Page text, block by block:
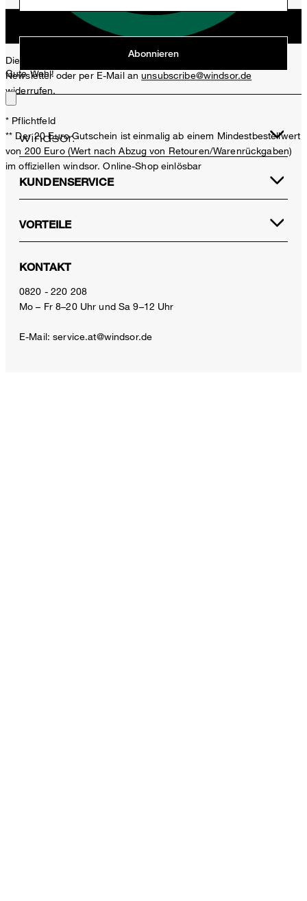
Baumwoll-Palazzo-Hose in Grau
Diese Einwilligung kann ich jederzeit durch den Abmeldelink im
Newsletter oder per E-Mail anunsubscribe@windsor.de
widerrufen.
* Pflichtfeld
** Der 20 Euro Gutschein ist einmalig ab einem Mindestbestellwert
von 200 Euro (Wert nach Abzug von Retouren/Warenrückgaben)
im offiziellen windsor. Online-Shop einlösbar
Gute Wahl!
Abonnieren
KUNDENSERVICE
VORTEILE
KONTAKT
0820 - 220 208
Mo – Fr 8–20 Uhr und Sa 9–12 Uhr
E-Mail:service.at@windsor.de